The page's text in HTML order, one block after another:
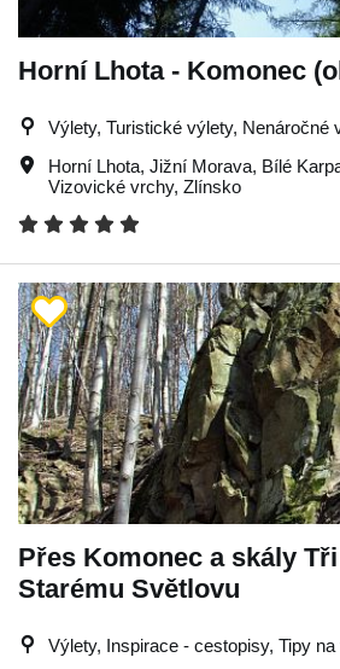
Horní Lhota - Komonec
Výlety, Turistické výlety, Nenáročné
Horní Lhota, Jižní Morava, Bílé
Vizovické vrchy, Zlínsko
Přes Komonec a skály
Starému Světlovu
Výlety, Inspirace - cestopisy, Tipy na